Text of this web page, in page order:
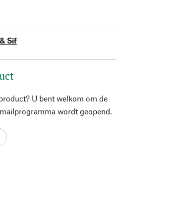
Sif
U bent welkom om de
wordt geopend.